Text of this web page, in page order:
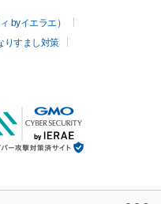
byイエラエ）
りすまし対策